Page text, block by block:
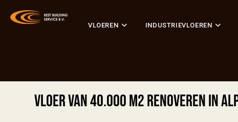
VLOEREN INDUSTRIEVLOEREN
Vloer van 40.000 m2 renoveren in